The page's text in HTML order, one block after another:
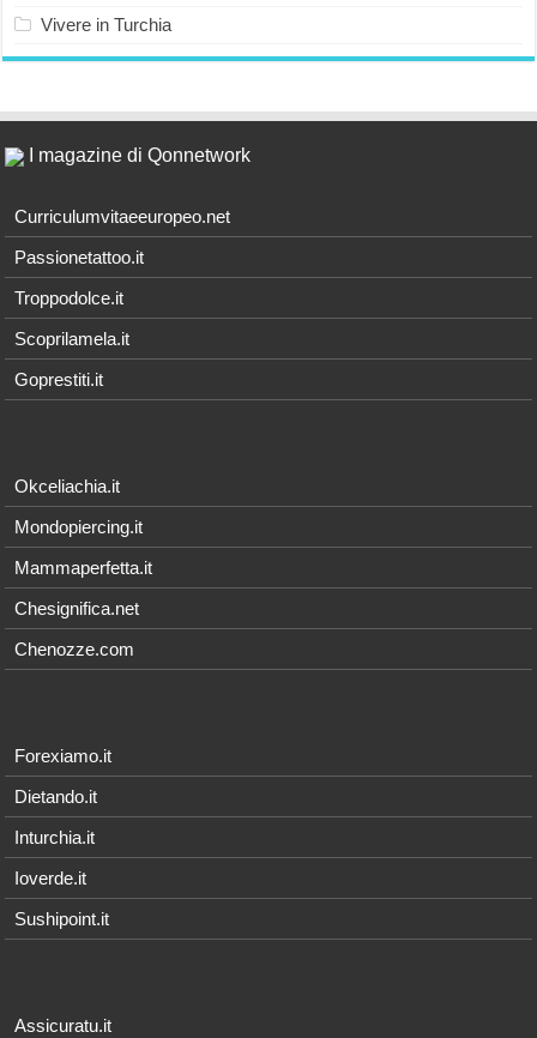
Vivere in Turchia
I magazine di Qonnetwork
Curriculumvitaeeuropeo.net
Passionetattoo.it
Troppodolce.it
Scoprilamela.it
Goprestiti.it
Okceliachia.it
Mondopiercing.it
Mammaperfetta.it
Chesignifica.net
Chenozze.com
Forexiamo.it
Dietando.it
Inturchia.it
Ioverde.it
Sushipoint.it
Assicuratu.it